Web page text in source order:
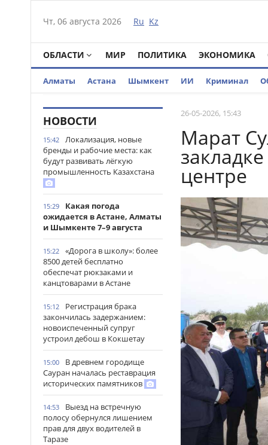
Чт, 06 августа 2026 Ru Kz
ОБЛАСТИ МИР ПОЛИТИКА ЭКОНОМИКА
Алматы Астана Шымкент ИИ Криминал
НОВОСТИ
15:42
Локализация, новые
бренды и рабочие места: как
будут развивать лёгкую
промышленность Казахстана
15:29
Какая погода
ожидается в Астане, Алматы
и Шымкенте 7–9 августа
15:22
«Дорога в школу»: более
8500 детей бесплатно
обеспечат рюкзаками и
канцтоварами в Астане
15:12
Регистрация брака
закончилась задержанием:
новоиспеченный супруг
устроил дебош в Кокшетау
15:00
В древнем городище
Сауран началась реставрация
исторических памятников
14:53
Выезд на встречную
полосу обернулся лишением
прав для двух водителей в
Таразе
26-05-2026, 15:43
Марат
центре